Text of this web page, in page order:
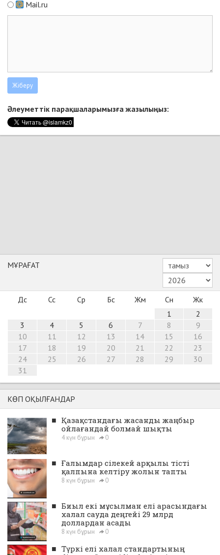
Mail.ru
Әлеуметтік парақшаларымызға жазылыңыз:
МҰРАҒАТ
Дс Сс Ср Бс Жм Сн
Жк
1
2
3
4 5 6 7 8
9
10
11 12 13 14 15
16
17
18 19 20 21 22
23
24
25 26 27 28 29
30
31
КӨП ОҚЫЛҒАНДАР
■ Қазақстандағы жасанды жаңбыр
ойлағандай болмай шықты
4 күн бұрын 0
■ Ғалымдар сілекей арқылы тісті
қалпына келтіру жолын тапты
8 күн бұрын 0
■ Биыл екі мұсылман елі арасындағы
халал сауда деңгейі 29 млрд
доллардан асады
8 күн бұрын 0
■ Түркі елі халал стандартының